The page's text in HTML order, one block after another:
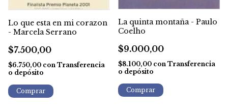
Lo que esta en mi corazon
- Marcela Serrano
$7.500,00
$6.750,00 con Transferencia
o depósito
La quinta montaña - Paulo
Coelho
$9.000,00
$8.100,00 con Transferencia
o depósito